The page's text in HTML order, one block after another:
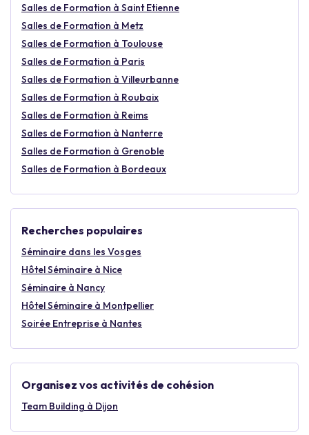
Salles de Formation à Saint Etienne
Salles de Formation à Metz
Salles de Formation à Toulouse
Salles de Formation à Paris
Salles de Formation à Villeurbanne
Salles de Formation à Roubaix
Salles de Formation à Reims
Salles de Formation à Nanterre
Salles de Formation à Grenoble
Salles de Formation à Bordeaux
Recherches populaires
Séminaire dans les Vosges
Hôtel Séminaire à Nice
Séminaire à Nancy
Hôtel Séminaire à Montpellier
Soirée Entreprise à Nantes
Organisez vos activités de cohésion
Team Building à Dijon